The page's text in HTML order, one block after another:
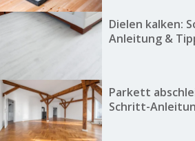
Dielen kalken:
Anleitung &
Parkett
Schritt-